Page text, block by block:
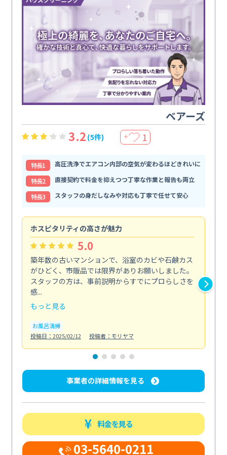
ベアーズ
3.2 (5件) ＋ 1
特⻑1
高圧洗浄でエアコン内部の空気が変わるほどきれいに
特⻑2
直接契約で料金を抑えつつ丁寧な作業と報告も両立
特⻑3
スタッフの身だしなみや対応も丁寧で任せて安心
ホスピタリティの高さが魅力
5.0
築年数の古いマンションで、浴室のカビや石鹸カス
がひどく、市販品では限界がありお願いしました。
スタッフの方は、事前説明からすでにプロらしさを
感...
もっと見る
お風呂清掃
投稿日：2025/02/12
投稿者：モリヤマ
事業者の詳細情報を見る
料金を見る
03-5640-0211